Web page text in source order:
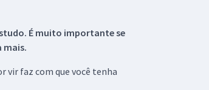
É muito importante se
mais.
vir faz com que você tenha